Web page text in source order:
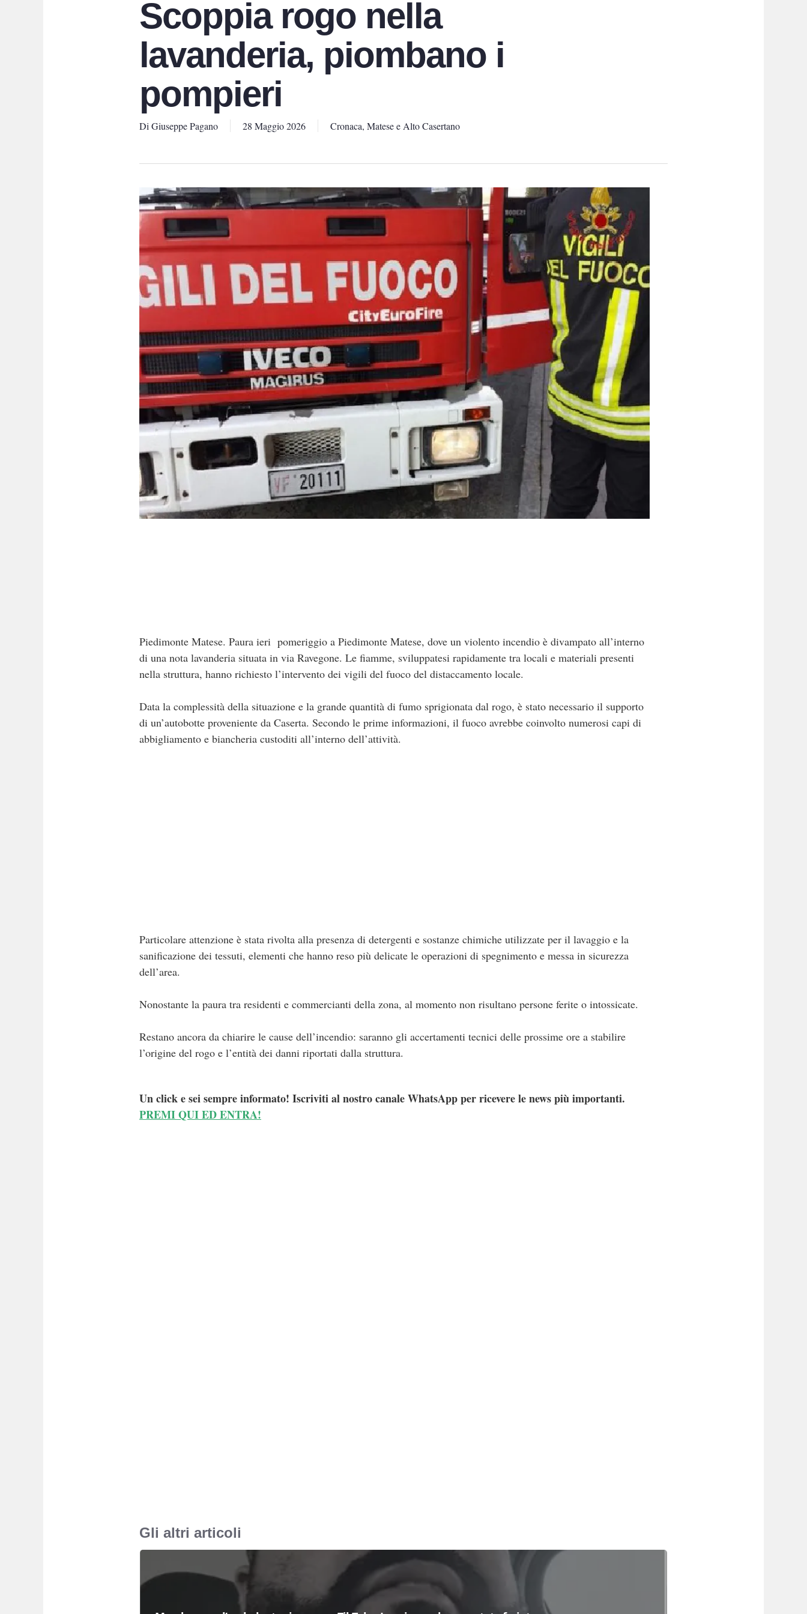
Scoppia rogo nella
lavanderia, piombano i
pompieri
Di Giuseppe Pagano 28 Maggio 2026 Cronaca, Matese e Alto Casertano
Piedimonte Matese. Paura ieri pomeriggio a Piedimonte Matese, dove un violento incendio è divampato all’interno
di una nota lavanderia situata in via Ravegone. Le fiamme, sviluppatesi rapidamente tra locali e materiali presenti
nella struttura, hanno richiesto l’intervento dei vigili del fuoco del distaccamento locale.
Data la complessità della situazione e la grande quantità di fumo sprigionata dal rogo, è stato necessario il supporto
di un’autobotte proveniente da Caserta. Secondo le prime informazioni, il fuoco avrebbe coinvolto numerosi capi di
abbigliamento e biancheria custoditi all’interno dell’attività.
Particolare attenzione è stata rivolta alla presenza di detergenti e sostanze chimiche utilizzate per il lavaggio e la
sanificazione dei tessuti, elementi che hanno reso più delicate le operazioni di spegnimento e messa in sicurezza
dell’area.
Nonostante la paura tra residenti e commercianti della zona, al momento non risultano persone ferite o intossicate.
Restano ancora da chiarire le cause dell’incendio: saranno gli accertamenti tecnici delle prossime ore a stabilire
l’origine del rogo e l’entità dei danni riportati dalla struttura.
Un click e sei sempre informato! Iscriviti al nostro canale WhatsApp per ricevere le news più importanti.
PREMI QUI ED ENTRA!
Gli altri articoli